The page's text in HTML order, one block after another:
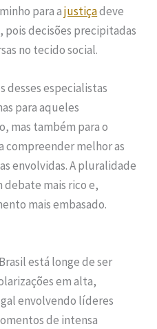
para ajustiçadeve
decisões precipitadas
no tecido social.
desses especialistas
para aqueles
mas também para o
compreender melhor as
envolvidas. A pluralidade
mais rico e,
mais embasado.
está longe de ser
em alta,
envolvendo líderes
de intensa